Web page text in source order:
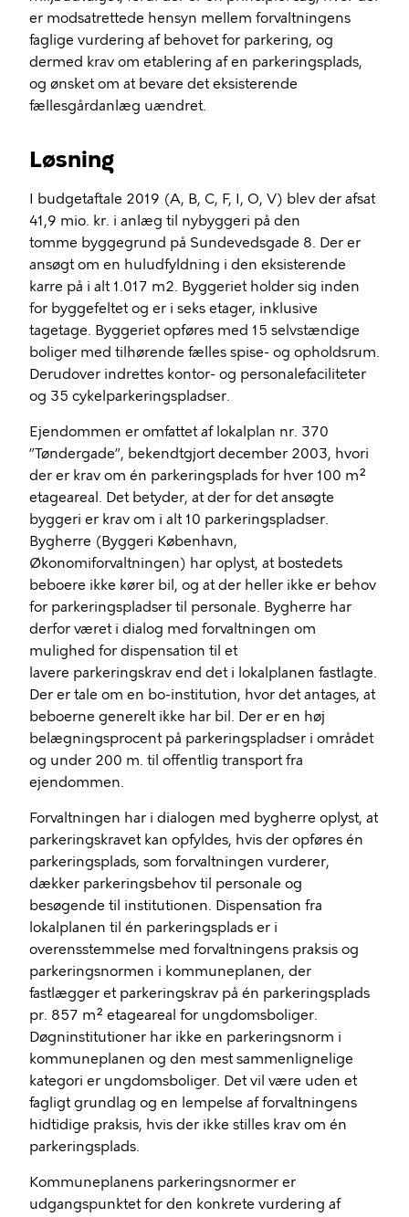
er modsatrettede hensyn mellem forvaltningens
faglige vurdering af behovet for parkering, og
dermed krav om etablering af en parkeringsplads,
og ønsket om at bevare deteksisterende
fællesgårdanlæg uændret.
Løsning
I budgetaftale 2019 (A, B, C, F, I, O, V) blev der afsat
41,9 mio. kr. i anlæg til nybyggeri på den
tomme byggegrund på Sundevedsgade 8. Der er
ansøgt om en huludfyldning i den eksisterende
karre på i alt 1.017 m2. Byggeriet holder sig inden
for byggefeltet og er i seks etager, inklusive
tagetage. Byggeriet opføres med 15 selvstændige
boliger med tilhørende fælles spise- og opholdsrum.
Derudover indrettes kontor- og personalefaciliteter
og 35 cykelparkeringspladser.
Ejendommen er omfattet af lokalplan nr. 370
”Tøndergade”, bekendtgjort december 2003, hvori
der er krav om én parkeringsplads for hver 100 m²
etageareal. Det betyder, at der for detansøgte
byggeri er krav om i alt10 parkeringspladser.
Bygherre (Byggeri København,
Økonomiforvaltningen) har oplyst, at bostedets
beboere ikke kører bil, og at der heller ikke er behov
for parkeringspladser til personale. Bygherre har
derfor været i dialog med forvaltningen om
mulighed for dispensation til et
lavere parkeringskrav end det i lokalplanen fastlagte.
Der er tale om en bo-institution, hvor det antages, at
beboerne generelt ikke har bil. Der er en høj
belægningsprocent på parkeringspladser i området
og under 200 m. til offentlig transport fra
ejendommen.
Forvaltningen har i dialogen med bygherre oplyst, at
parkeringskravet kan opfyldes, hvis der opføres én
parkeringsplads, som forvaltningen vurderer,
dækker parkeringsbehov til personale og
besøgende til institutionen. Dispensation fra
lokalplanen til én parkeringsplads er i
overensstemmelse med forvaltningens praksis og
parkeringsnormen i kommuneplanen, der
fastlægger et parkeringskrav på én parkeringsplads
pr. 857 m² etageareal for ungdomsboliger.
Døgninstitutioner har ikke en parkeringsnorm i
kommuneplanen og den mest sammenlignelige
kategori er ungdomsboliger. Det vil være uden et
fagligt grundlag og en lempelse af forvaltningens
hidtidige praksis, hvis der ikke stilles krav om én
parkeringsplads.
Kommuneplanens parkeringsnormer er
udgangspunktet for den konkrete vurdering af